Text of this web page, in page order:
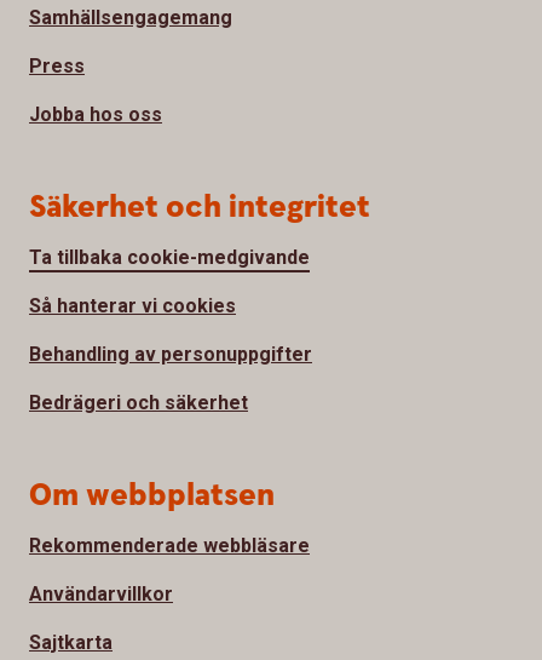
Samhällsengagemang
Press
Jobba hos oss
Säkerhet och integritet
Ta tillbaka cookie-medgivande
Så hanterar vi cookies
Behandling av personuppgifter
Bedrägeri och säkerhet
Om webbplatsen
Rekommenderade webbläsare
Användarvillkor
Sajtkarta